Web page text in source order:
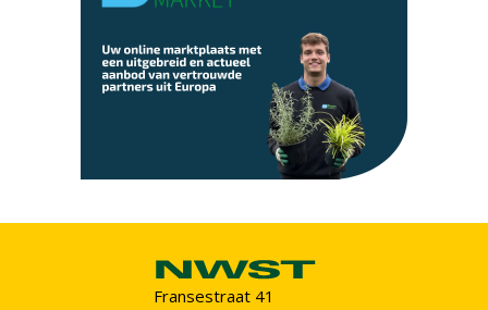
Fransestraat 41